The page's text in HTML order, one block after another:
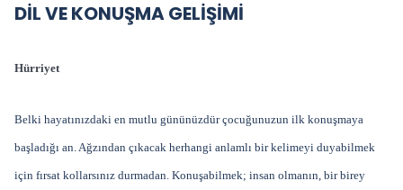
DİL VE KONUŞMA GELİŞİMİ
Hürriyet
Belki hayatınızdaki en mutlu gününüzdür çocuğunuzun ilk konuşmaya
başladığı an. Ağzından çıkacak herhangi anlamlı bir kelimeyi duyabilmek
için fırsat kollarsınız durmadan. Konuşabilmek; insan olmanın, bir birey